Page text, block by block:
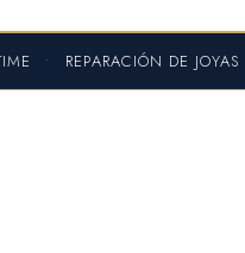
• REPARACIÓN DE JOYAS